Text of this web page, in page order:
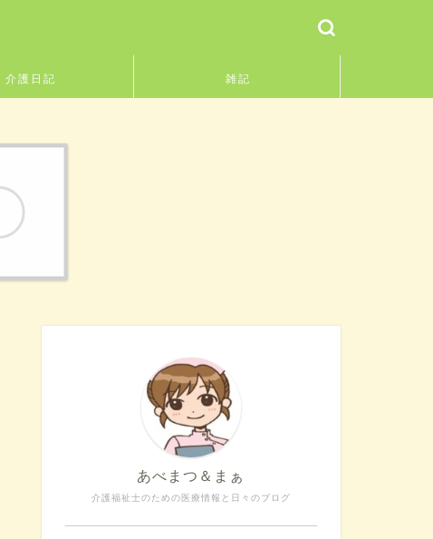
介護日記 雑記
介護福祉士のための医療情報と日々のブログ
あべまつ＆まぁ